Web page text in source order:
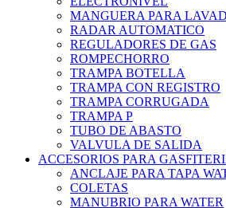
MANGUERA PARA
RADAR AUTOMATICO
REGULADORES DE GAS
ROMPECHORRO
TRAMPA BOTELLA
TRAMPA CON REGISTRO
TRAMPA CORRUGADA
TRAMPA P
TUBO DE ABASTO
VALVULA DE SALIDA
ACCESORIOS PARA
ANCLAJE PARA TAPA
COLETAS
MANUBRIO PARA WATER